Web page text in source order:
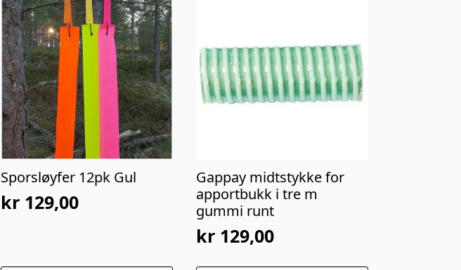
Sporsløyfer 12pk Gul
kr129,00
Gappay midtstykke for
apportbukk i tre m
gummi runt
kr 129,00